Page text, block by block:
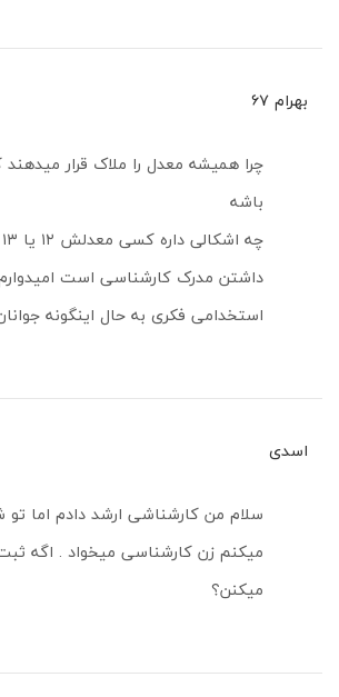
بهرام ۶۷
باشه
داشتن مدرک کارشناسی است
استخدامی فکری به حال اینگونه
اسدی
سلام من کارشناشی ارشد دادم اما
میکنم زن کارشناسی میخواد . اگه
میکنن؟